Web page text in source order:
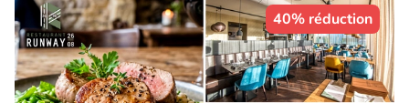
40% réduction